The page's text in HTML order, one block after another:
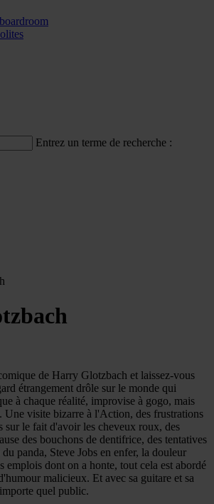
Entrez un terme de recherche :
de Harry Glotzbach et laissez-vous
étrangement drôle sur le monde qui
à chaque réalité, improvise à gogo, mais
Une visite bizarre à l'Action, des frustrations
sur le fait d'avoir les cheveux roux, des
des bouchons de dentifrice, des tentatives
panda, Steve Jobs en enfer, la douleur
emplois dont on a honte, tout cela est abordé
malicieux. Et avec sa guitare et sa
quel public.